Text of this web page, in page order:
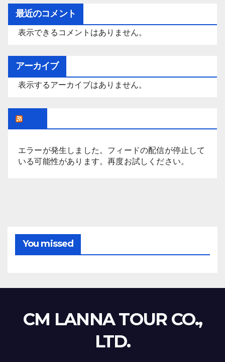
ゴ
リ
ー
最近のコメント
表示できるコメントはありません。
アーカイブ
表示するアーカイブはありません。
エラーが発生しました。フィードの配信が停止して
いる可能性があります。再度お試しください。
You missed
CM LANNA TOUR CO.,
LTD.